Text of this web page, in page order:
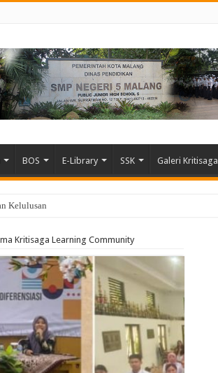
BOS E-Library SSK Galeri Kritisaga
Kelulusan
Kritisaga Learning Community